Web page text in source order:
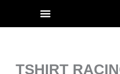
TSHIRT